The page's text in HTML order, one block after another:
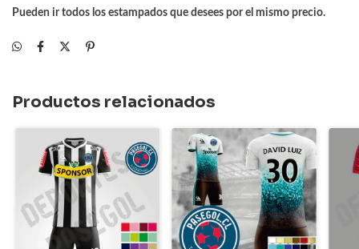
Pueden ir todos los estampados que desees por el mismo precio.
Productos relacionados